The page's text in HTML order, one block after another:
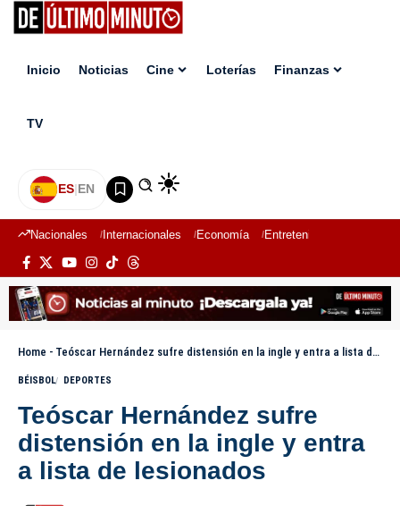
Inicio Noticias Cine Loterías Finanzas
TV
ES|EN
Nacionales Internacionales Economía Entretenimiento
Home - Teóscar Hernández sufre distensión en la ingle y entra a lista de lesionados
BÉISBOL DEPORTES
Teóscar Hernández sufre
distensión en la ingle y entra
a lista de lesionados